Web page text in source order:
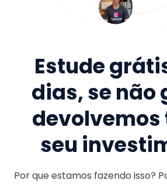
Estude
dias, se não
devolvemos
seu
Por que estamos fazendo isso?